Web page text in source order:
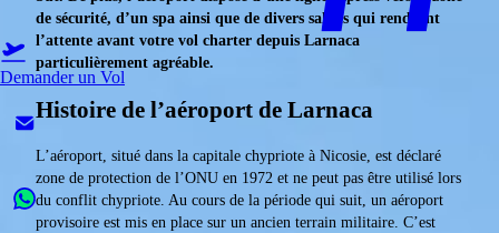
Demander un Vol
de sécurité, d’un spa ainsi que de divers salons qui rendront
l’attente avant votre vol charter depuis Larnaca
particulièrement agréable.
Histoire de l’aéroport de Larnaca
L’aéroport, situé dans la capitale chypriote à Nicosie, est déclaré
zone de protection de l’ONU en 1972 et ne peut pas être utilisé lors
du conflit chypriote. Au cours de la période qui suit, un aéroport
provisoire est mis en place sur un ancien terrain militaire. C’est